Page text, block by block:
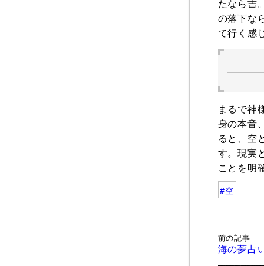
たなら吉
の落下な
て行く感
まるで神
身の本音
ると、空
す。現実
ことを明
空
前の記事
海の夢占